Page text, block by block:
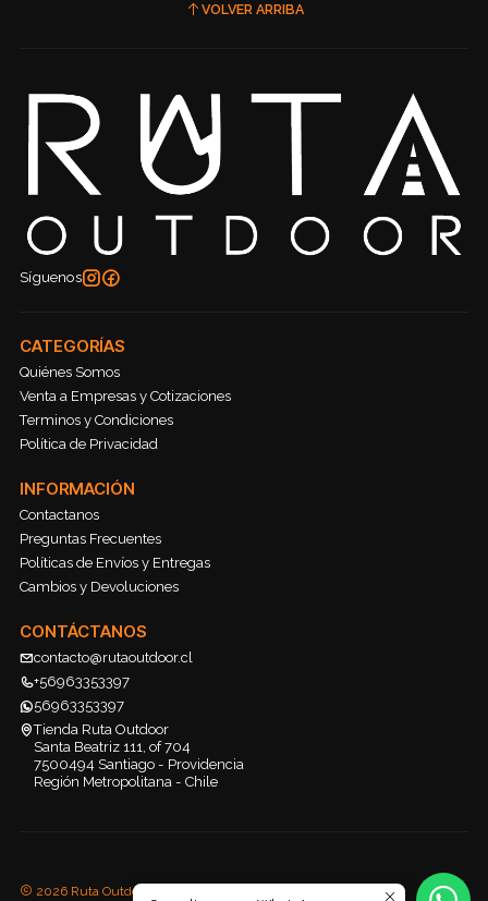
VOLVER ARRIBA
Síguenos
CATEGORÍAS
Quiénes Somos
Venta a Empresas y Cotizaciones
Terminos y Condiciones
Política de Privacidad
INFORMACIÓN
Contactanos
Preguntas Frecuentes
Políticas de Envíos y Entregas
Cambios y Devoluciones
CONTÁCTANOS
contacto@rutaoutdoor.cl
+56963353397
56963353397
Tienda Ruta Outdoor
Santa Beatriz 111, of 704
7500494 Santiago - Providencia
Región Metropolitana - Chile
2026 Ruta Outdoor.